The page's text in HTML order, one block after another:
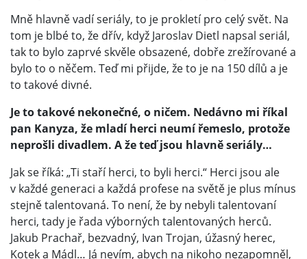
Mně hlavně vadí seriály, to je prokletí pro celý svět. Na
tom je blbé to, že dřív, když Jaroslav Dietl napsal seriál,
tak to bylo zaprvé skvěle obsazené, dobře zrežírované a
bylo to o něčem. Teď mi přijde, že to je na 150 dílů a je
to takové divné.
Je to takové nekonečné, o ničem. Nedávno mi říkal
pan Kanyza, že mladí herci neumí řemeslo, protože
neprošli divadlem. A že teď jsou hlavně seriály…
Jak se říká: „Ti staří herci, to byli herci.“ Herci jsou ale
v každé generaci a každá profese na světě je plus mínus
stejně talentovaná. To není, že by nebyli talentovaní
herci, tady je řada výborných talentovaných herců.
Jakub Prachař, bezvadný, Ivan Trojan, úžasný herec,
Kotek a Mádl… Já nevím, abych na nikoho nezapomněl,